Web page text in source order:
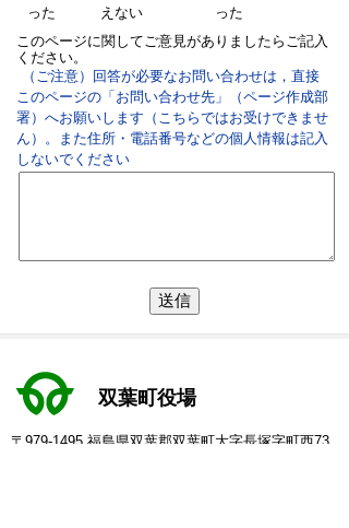
った
えない
った
このページに関してご意見がありましたらご記入
ください。
（ご注意）回答が必要なお問い合わせは，直接
このページの「お問い合わせ先」（ページ作成部
署）へお願いします（こちらではお受けできませ
ん）。また住所・電話番号などの個人情報は記入
しないでください
双葉町役場
〒979-1495 福島県双葉郡双葉町大字長塚字町西73